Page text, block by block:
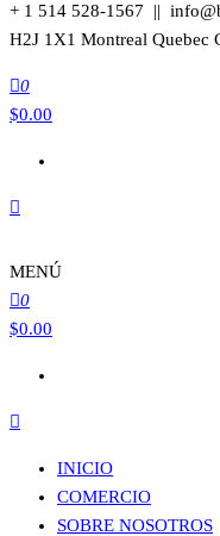
+ 1 514 528-1567 ||
H2J 1X1 Montreal Quebec
0
$0.00
MENÚ
0
$0.00
INICIO
COMERCIO
SOBRE NOSOTROS